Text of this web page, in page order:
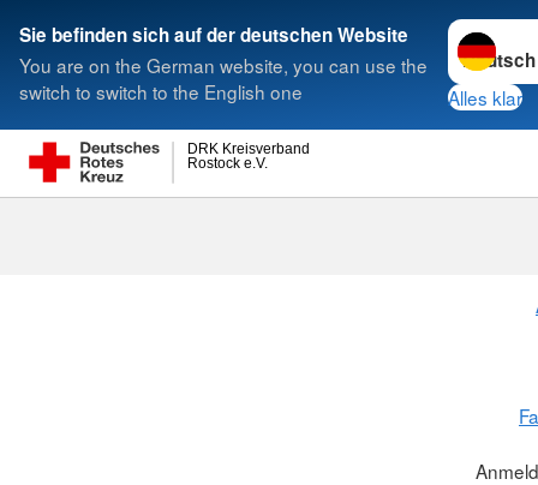
Sie befinden sich auf der deutschen Website
You are on the German website, you can use the
switch to switch to the English one
Sprache
Alles klar
Rostock e.V.
DRK Kreisverband
Suche